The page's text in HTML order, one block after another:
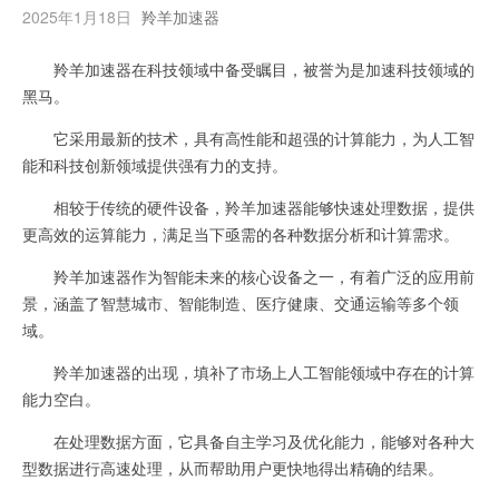
2025年1月18日 羚羊加速器
羚羊加速器在科技领域中备受瞩目，被誉为是加速科技领域的
黑马。
它采用最新的技术，具有高性能和超强的计算能力，为人工智
能和科技创新领域提供强有力的支持。
相较于传统的硬件设备，羚羊加速器能够快速处理数据，提供
更高效的运算能力，满足当下亟需的各种数据分析和计算需求。
羚羊加速器作为智能未来的核心设备之一，有着广泛的应用前
景，涵盖了智慧城市、智能制造、医疗健康、交通运输等多个领
域。
羚羊加速器的出现，填补了市场上人工智能领域中存在的计算
能力空白。
在处理数据方面，它具备自主学习及优化能力，能够对各种大
型数据进行高速处理，从而帮助用户更快地得出精确的结果。